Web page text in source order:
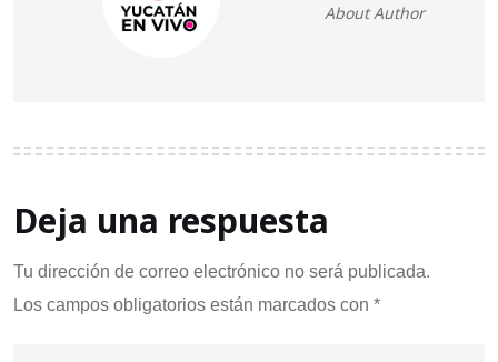
About Author
Deja una respuesta
Tu dirección de correo electrónico no será publicada.
Los campos obligatorios están marcados con *